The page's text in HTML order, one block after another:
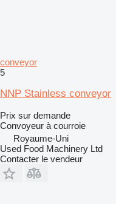
conveyor
5
NNP Stainless conveyor
Prix sur demande
Convoyeur à courroie
Royaume-Uni
Used Food Machinery Ltd
Contacter le vendeur